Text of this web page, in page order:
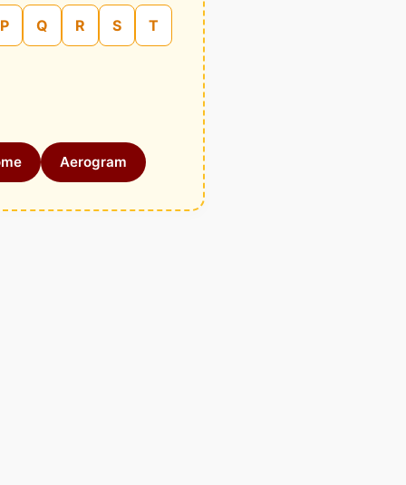
P Q R S T
Aerogram